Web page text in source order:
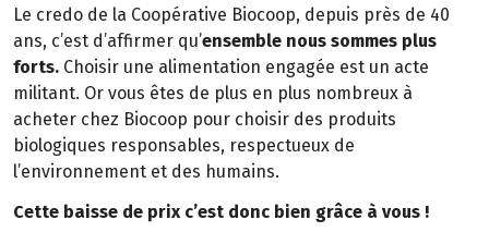
Le credo de la Coopérative Biocoop, depuis près de 40
ans, c’est d’affirmer qu’ensemble nous sommes plus
forts. Choisir une alimentation engagée est un acte
militant. Or vous êtes de plus en plus nombreux à
acheter chez Biocoop pour choisir des produits
biologiques responsables, respectueux de
l’environnement et des humains.
Cette baisse de prix c’est donc bien grâce à vous !